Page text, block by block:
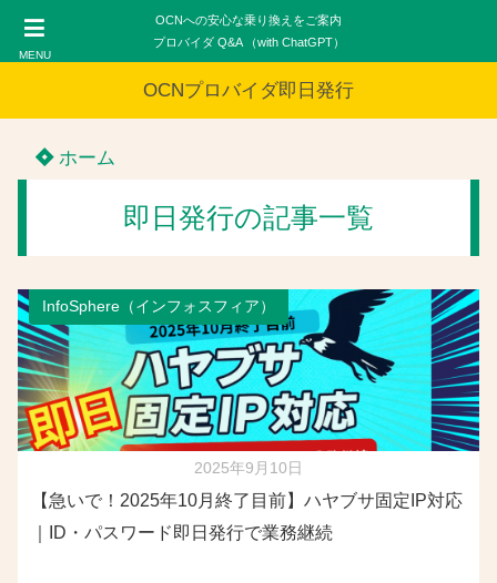
MENU
OCNへの安心な乗り換えをご案内
プロバイダ Q&A （with ChatGPT）
OCNプロバイダ即日発行
ホーム
即日発行の記事一覧
InfoSphere（インフォスフィア）
2025年9月10日
【急いで！2025年10月終了目前】ハヤブサ固定IP対応
｜ID・パスワード即日発行で業務継続